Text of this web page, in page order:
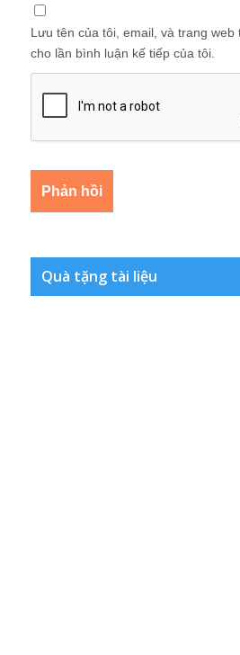
Lưu tên của tôi, email, và trang
cho lần bình luận kế tiếp của tôi.
Quà tặng tài liệu